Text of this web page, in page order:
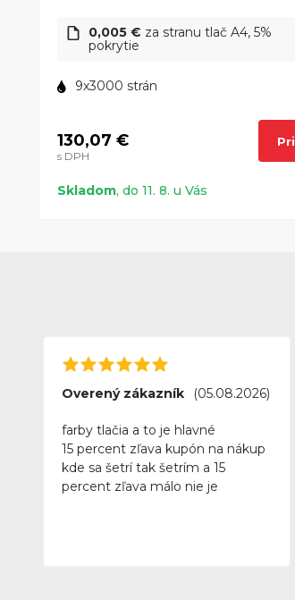
0,005 € za stranu tlač A4, 5%
pokrytie
9x3000 strán
130,07 €
s DPH
Skladom, do 11. 8. u Vás
Overený zákazník (05.08.2026)
farby tlačia a to je hlavné
15 percent zľava kupón na nákup
kde sa šetrí tak šetrím a 15
percent zľava málo nie je